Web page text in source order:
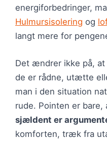
energiforbedringer,
Hulmursisolering og
langt mere for
Det ændrer ikke på,
de er rådne, utætte
man i den situation
rude. Pointen er bare,
sjældent er
komforten, træk fra